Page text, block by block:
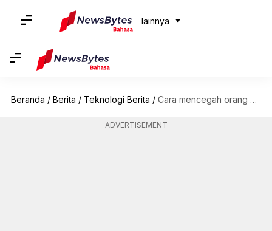
lainnya
Beranda / Berita / Teknologi Berita / Cara mencegah orang mengunduh Reel Instagram Anda
ADVERTISEMENT